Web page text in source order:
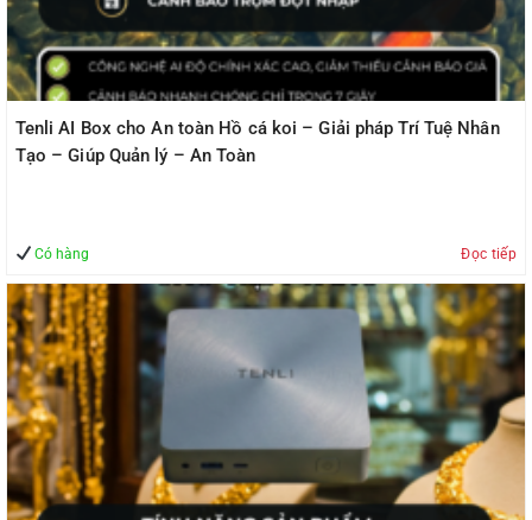
Tenli AI Box cho An toàn Hồ cá koi – Giải pháp Trí Tuệ Nhân
Tạo – Giúp Quản lý – An Toàn
Có hàng Đọc tiếp